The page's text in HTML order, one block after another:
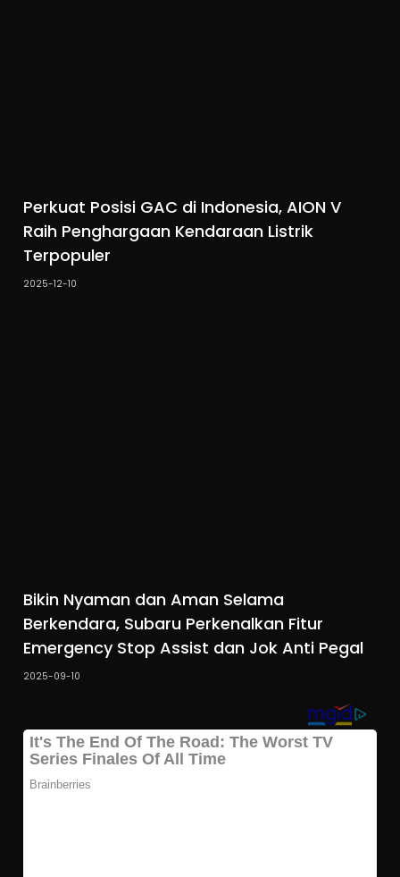
Perkuat Posisi GAC di Indonesia, AION V
Raih Penghargaan Kendaraan Listrik
Terpopuler
2025-12-10
Bikin Nyaman dan Aman Selama
Berkendara, Subaru Perkenalkan Fitur
Emergency Stop Assist dan Jok Anti Pegal
2025-09-10